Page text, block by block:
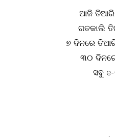
ଆଜି ତିଆରି
ଗତକାଲି
୭ ଦିନରେ
୩୦
ସବୁ e-